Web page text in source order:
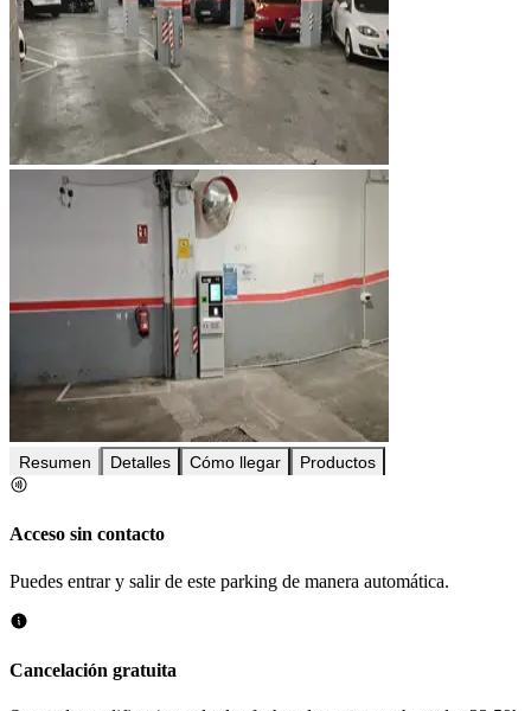
Resumen Detalles Cómo llegar Productos
Acceso sin contacto
Puedes entrar y salir de este parking de manera automática.
Cancelación gratuita